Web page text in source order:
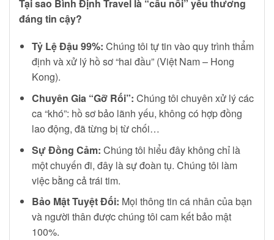
Tại sao Bình Định Travel là “cầu nối” yêu thương
đáng tin cậy?
Tỷ Lệ Đậu 99%: Chúng tôi tự tin vào quy trình thẩm
định và xử lý hồ sơ “hai đầu” (Việt Nam – Hong
Kong).
Chuyên Gia “Gỡ Rối”: Chúng tôi chuyên xử lý các
ca “khó”: hồ sơ bảo lãnh yếu, không có hợp đồng
lao động, đã từng bị từ chối…
Sự Đồng Cảm: Chúng tôi hiểu đây không chỉ là
một chuyến đi, đây là sự đoàn tụ. Chúng tôi làm
việc bằng cả trái tim.
Bảo Mật Tuyệt Đối: Mọi thông tin cá nhân của bạn
và người thân được chúng tôi cam kết bảo mật
100%.